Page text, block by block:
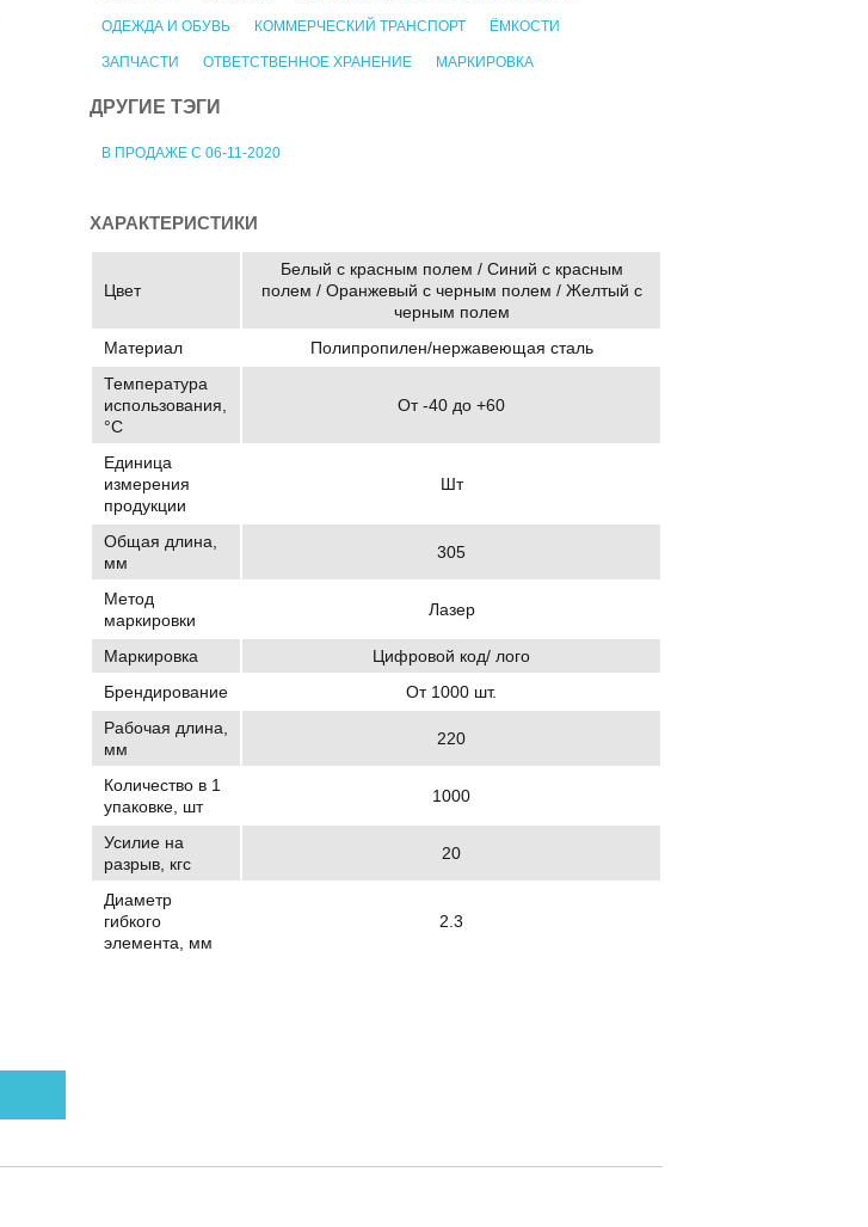
ОДЕЖДА И ОБУВЬ КОММЕРЧЕСКИЙ ТРАНСПОРТ ЁМКОСТИ
ЗАПЧАСТИ ОТВЕТСТВЕННОЕ ХРАНЕНИЕ МАРКИРОВКА
ДРУГИЕ ТЭГИ
В ПРОДАЖЕ С 06-11-2020
ХАРАКТЕРИСТИКИ
Цвет
Белый с красным полем / Синий с красным
полем / Оранжевый с черным полем / Желтый с
черным полем
Материал
Полипропилен/нержавеющая сталь
Температура
использования,
°C
От -40 до +60
Единица
измерения
продукции
Шт
Общая длина,
мм
305
Метод
маркировки
Лазер
Маркировка
Цифровой код/ лого
Брендирование
От 1000 шт.
Рабочая длина,
мм
220
Количество в 1
упаковке, шт
1000
Усилие на
разрыв, кгс
20
Диаметр
гибкого
элемента, мм
2.3